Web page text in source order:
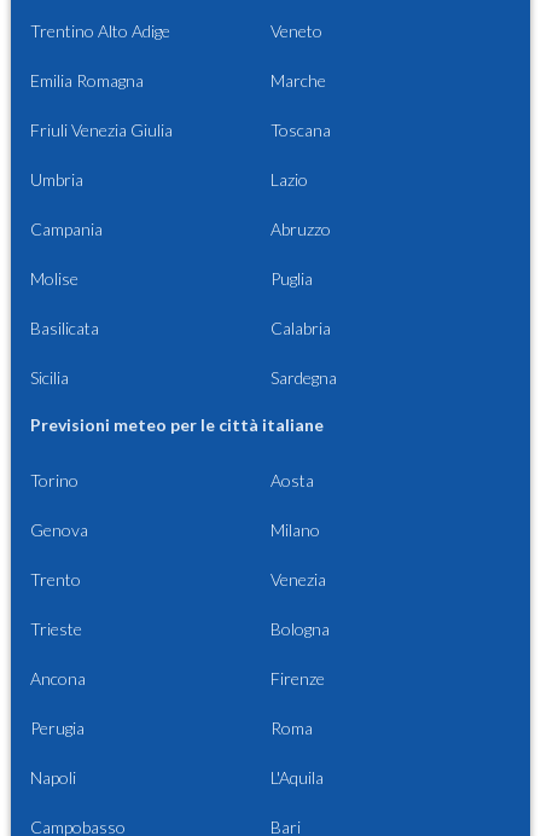
Trentino Alto Adige Veneto
Emilia Romagna Marche
Friuli Venezia Giulia Toscana
Umbria Lazio
Campania Abruzzo
Molise Puglia
Basilicata Calabria
Sicilia Sardegna
Previsioni meteo per le città italiane
Torino Aosta
Genova Milano
Trento Venezia
Trieste Bologna
Ancona Firenze
Perugia Roma
Napoli L'Aquila
Campobasso Bari